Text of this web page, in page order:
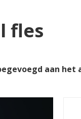
fles
aan het